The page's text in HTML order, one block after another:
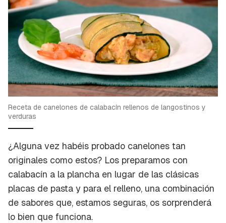
Receta de canelones de calabacín rellenos de langostinos y
verduras
¿Alguna vez habéis probado canelones tan
originales como estos? Los preparamos con
calabacín a la plancha en lugar de las clásicas
placas de pasta y para el relleno, una combinación
de sabores que, estamos seguras, os sorprenderá
lo bien que funciona.